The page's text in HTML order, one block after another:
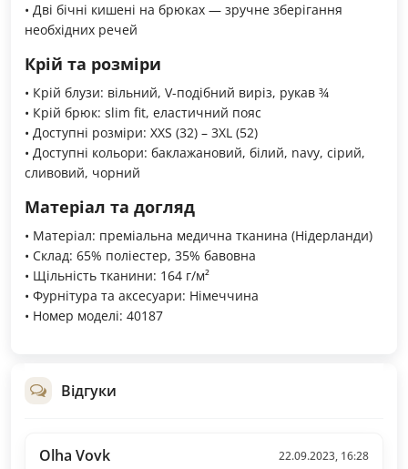
• Дві бічні кишені на брюках — зручне зберігання
необхідних речей
Крій та розміри
• Крій блузи: вільний, V-подібний виріз, рукав ¾
• Крій брюк: slim fit, еластичний пояс
• Доступні розміри: XXS (32) – 3XL (52)
• Доступні кольори: баклажановий, білий, navy, сірий,
сливовий, чорний
Матеріал та догляд
• Матеріал: преміальна медична тканина (Нідерланди)
• Склад: 65% поліестер, 35% бавовна
• Щільність тканини: 164 г/м²
• Фурнітура та аксесуари: Німеччина
• Номер моделі: 40187
Відгуки
Olha Vovk 22.09.2023, 16:28